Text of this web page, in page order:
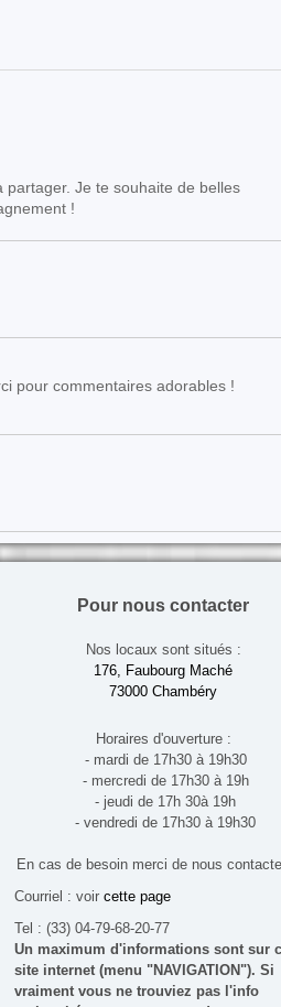
Je te souhaite de belles
!
pour commentaires adorables !
Pour nous contacter
Nos locaux sont situés :
176, Faubourg Maché
73000 Chambéry
Horaires d'ouverture :
- mardi de 17h30 à 19h30
- mercredi de 17h30 à 19h
- jeudi de 17h 30à 19h
- vendredi de 17h30 à 19h30
En cas de besoin merci de nous
Courriel : voir cette page
Tel : (33) 04-79-68-20-77
Un maximum d'informations sont sur
site internet (menu "NAVIGATION"). Si
vraiment vous ne trouviez pas l'info